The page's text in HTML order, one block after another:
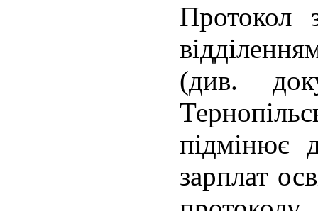
Протокол
(див.
підмінює
зарплат